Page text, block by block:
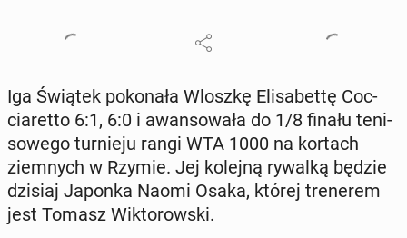
Iga Świątek po­ko­na­ła Wloszkę Eli­sa­bet­tę Coc­
cia­ret­to 6:1, 6:0 i awan­so­wa­ła do 1/8 finału te­ni­
so­we­go tur­nie­ju rangi WTA 1000 na kortach
ziem­nych w Rzymie. Jej kolejną rywalką będzie
dzisiaj Japonka Naomi Osaka, której tre­ne­rem
jest Tomasz Wik­to­row­ski.